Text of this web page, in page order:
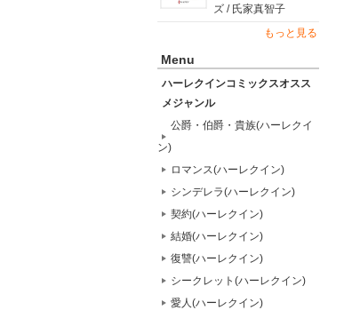
ズ / 氏家真智子
もっと見る
Menu
ハーレクインコミックスオスス
メジャンル
公爵・伯爵・貴族(ハーレクイ
ン)
ロマンス(ハーレクイン)
シンデレラ(ハーレクイン)
契約(ハーレクイン)
結婚(ハーレクイン)
復讐(ハーレクイン)
シークレット(ハーレクイン)
愛人(ハーレクイン)